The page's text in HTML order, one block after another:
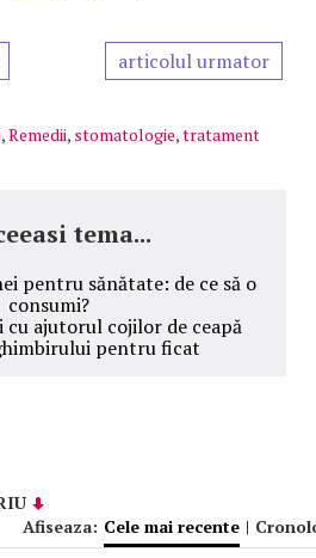
articolul urmator
,Remedii, stomatologie,tratament
tema...
pentru sănătate: de ce să o
consumi?
cu ajutorul cojilor de ceapă
pentru ficat
Afiseaza: Cele mai recente |